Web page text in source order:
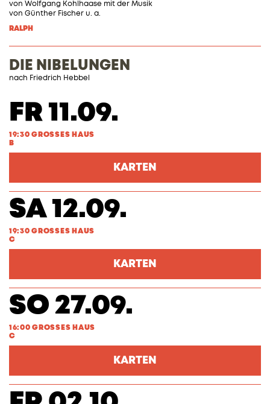
von Wolfgang Kohlhaase mit der Musik
von Günther Fischer u. a.
RALPH
DIE NIBELUNGEN
nach Friedrich Hebbel
FR 11.09.
19:30 GROSSES HAUS
B
KARTEN
SA 12.09.
19:30 GROSSES HAUS
C
KARTEN
SO 27.09.
16:00 GROSSES HAUS
C
KARTEN